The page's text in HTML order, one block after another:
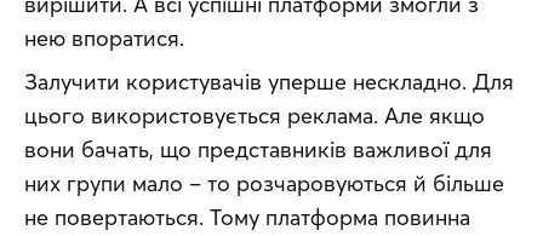
нею впоратися.
Залучити користувачів уперше нескладно. Для
цього використовується реклама. Але якщо
вони бачать, що представників важливої для
них групи мало – то розчаровуються й більше
не повертаються. Тому платформа повинна